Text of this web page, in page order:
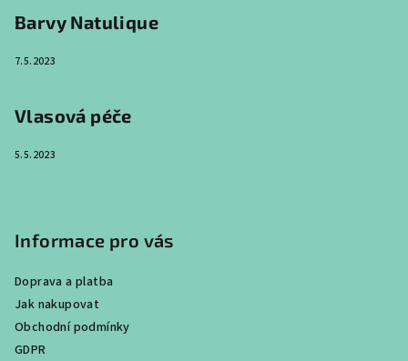
Barvy Natulique
7.5.2023
Vlasová péče
5.5.2023
Informace pro vás
Doprava a platba
Jak nakupovat
Obchodní podmínky
GDPR